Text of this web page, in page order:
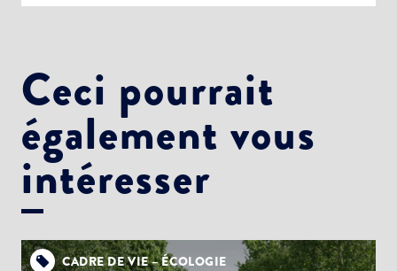
Ceci pourrait
également vous
intéresser
CADRE DE VIE – ÉCOLOGIE
Choisissez votre abonnement :
Newsletter Culture
Newsletter Sport et Vie associative